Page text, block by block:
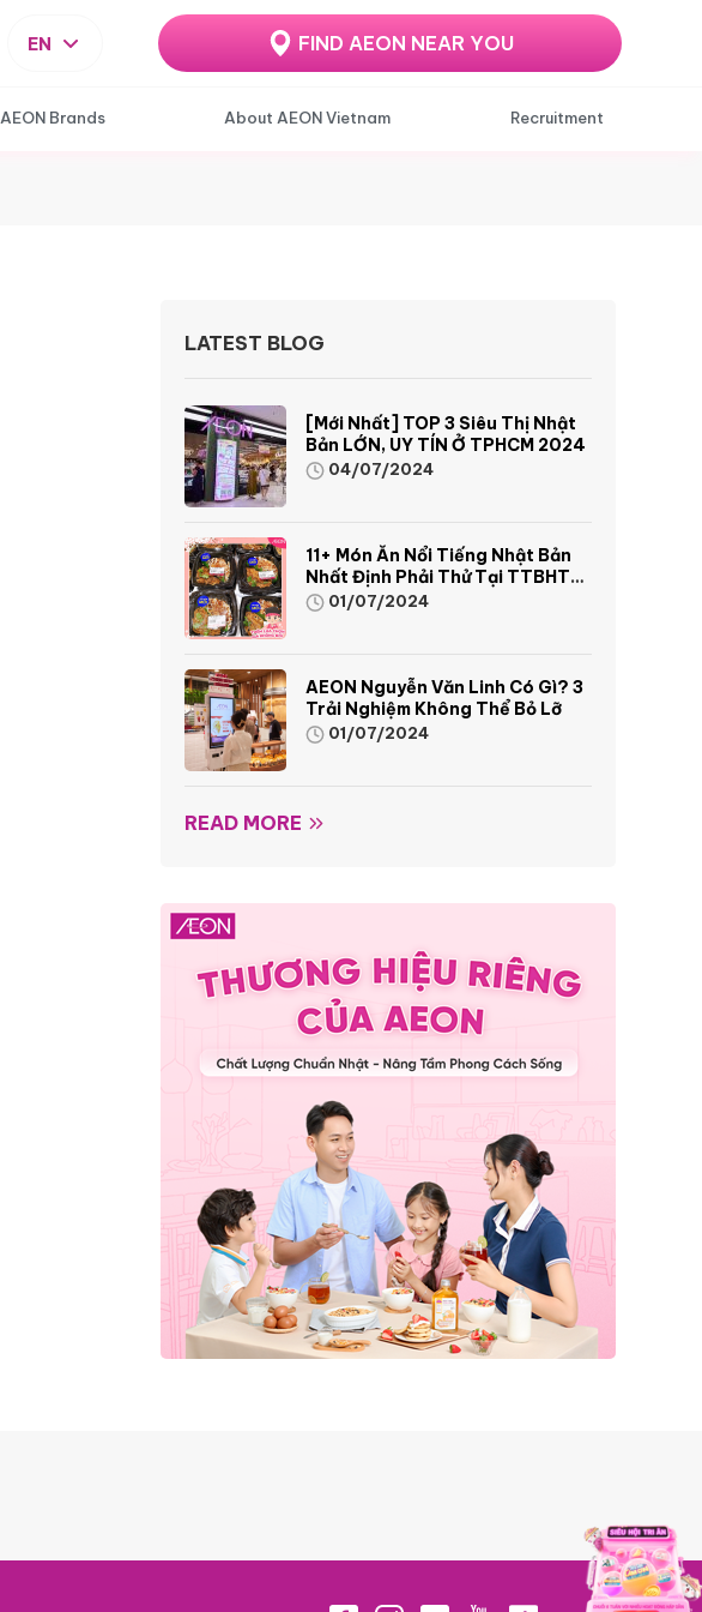
EN FIND AEON NEAR YOU
AEON Brands About AEON Vietnam Recruitment
LATEST BLOG
[Mới Nhất] TOP 3 Siêu Thị Nhật
Bản LỚN, UY TÍN Ở TPHCM 2024
04/07/2024
11+ Món Ăn Nổi Tiếng Nhật Bản
Nhất Định Phải Thử Tại TTBHTH
& Siêu Thị AEON
01/07/2024
AEON Nguyễn Văn Linh Có Gì? 3
Trải Nghiệm Không Thể Bỏ Lỡ
01/07/2024
READ MORE